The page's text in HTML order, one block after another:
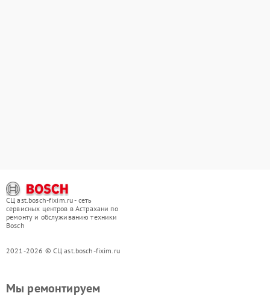
СЦ ast.bosch-fixim.ru - сеть
сервисных центров в Астрахани по
ремонту и обслуживанию техники
Bosch
2021-2026 © СЦ ast.bosch-fixim.ru
Мы ремонтируем